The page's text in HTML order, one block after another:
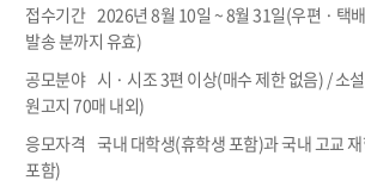
접수기간 2026년 8월 10일 ~ 8월 31일(우편 · 택
발송 분까지 유효)
공모분야 시 · 시조 3편 이상(매수 제한 없음) / 소
원고지 70매 내외)
응모자격 국내 대학생(휴학생 포함)과 국내 고교
포함)